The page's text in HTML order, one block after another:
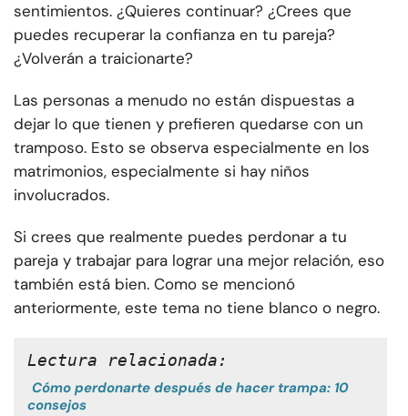
sentimientos. ¿Quieres continuar? ¿Crees que
puedes recuperar la confianza en tu pareja?
¿Volverán a traicionarte?
Las personas a menudo no están dispuestas a
dejar lo que tienen y prefieren quedarse con un
tramposo. Esto se observa especialmente en los
matrimonios, especialmente si hay niños
involucrados.
Si crees que realmente puedes perdonar a tu
pareja y trabajar para lograr una mejor relación, eso
también está bien. Como se mencionó
anteriormente, este tema no tiene blanco o negro.
Lectura relacionada:
Cómo perdonarte después de hacer trampa: 10
consejos